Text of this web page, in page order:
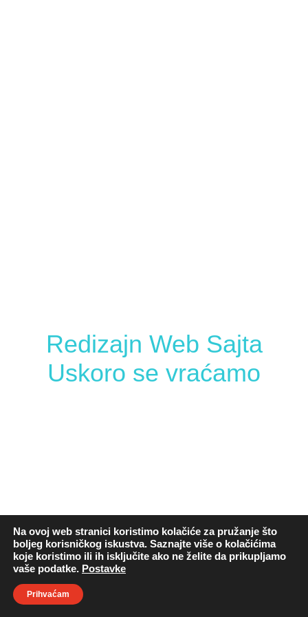
Redizajn Web Sajta
Uskoro se vraćamo
Na ovoj web stranici koristimo kolačiće za pružanje što
boljeg korisničkog iskustva. Saznajte više o kolačićima
koje koristimo ili ih isključite ako ne želite da prikupljamo
vaše podatke. Postavke
Prihvaćam